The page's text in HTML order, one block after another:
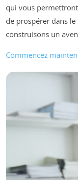
qui vous
de prospérer dans
construisons un
Commencez